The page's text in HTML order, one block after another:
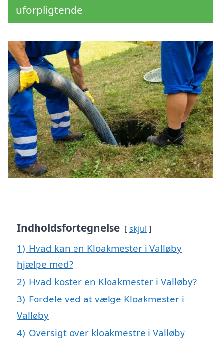
uforpligtende
Indholdsfortegnelse skjul
1) Hvad kan en Kloakmester i Valløby
hjælpe med?
2) Hvad koster en Kloakmester i Valløby?
3) Fordele ved at vælge Kloakmester i
Valløby
4) Oversigt over kloakmestre i Valløby